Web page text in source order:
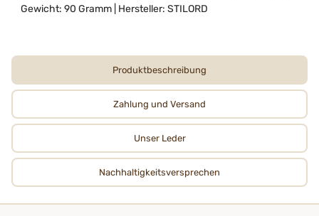
Gewicht: 90 Gramm | Hersteller: STILORD
Produktbeschreibung
Zahlung und Versand
Unser Leder
Nachhaltigkeits­­­versprechen